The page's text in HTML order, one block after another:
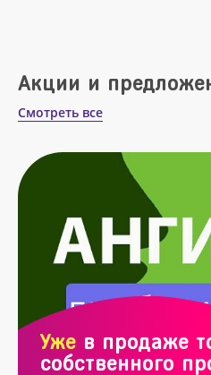
Акции и
Смотреть все
Уже в продаже
собственного